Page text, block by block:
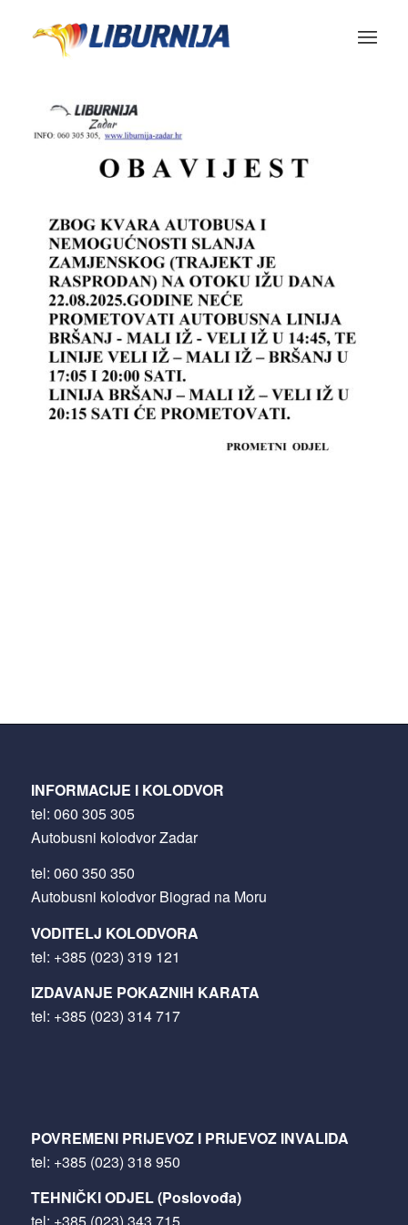
INFORMACIJE I KOLODVOR
tel: 060 305 305
Autobusni kolodvor Zadar
tel: 060 350 350
Autobusni kolodvor Biograd na Moru
VODITELJ KOLODVORA
tel: +385 (023) 319 121
IZDAVANJE POKAZNIH KARATA
tel: +385 (023) 314 717
POVREMENI PRIJEVOZ I PRIJEVOZ INVALIDA
tel: +385 (023) 318 950
TEHNIČKI ODJEL (Poslovođa)